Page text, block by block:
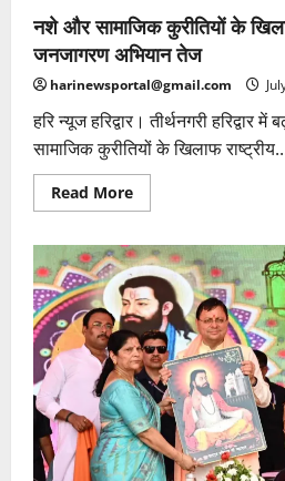
नशे और सामाजिक कुरीतियों के
जनजागरण अभियान तेज
harinewsportal@gmail.com
हरि न्यूज हरिद्वार। तीर्थनगरी
सामाजिक कुरीतियों के खिलाफ
Read MoreRead
more
और
सामाजिक
कुरीतियों
के
खिलाफ
राष्ट्रीय
सावक
मंच
का
जनजागरण
अभियान
तेज